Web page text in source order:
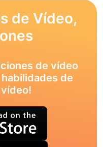
de Vídeo,
de vídeo
de